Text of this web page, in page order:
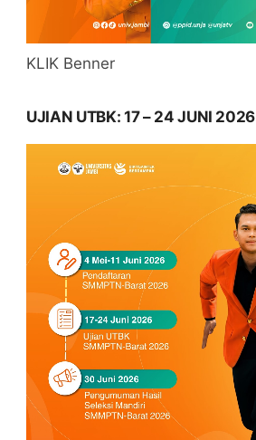
KLIK Benner
UJIAN UTBK: 17 – 24 JUNI 2026